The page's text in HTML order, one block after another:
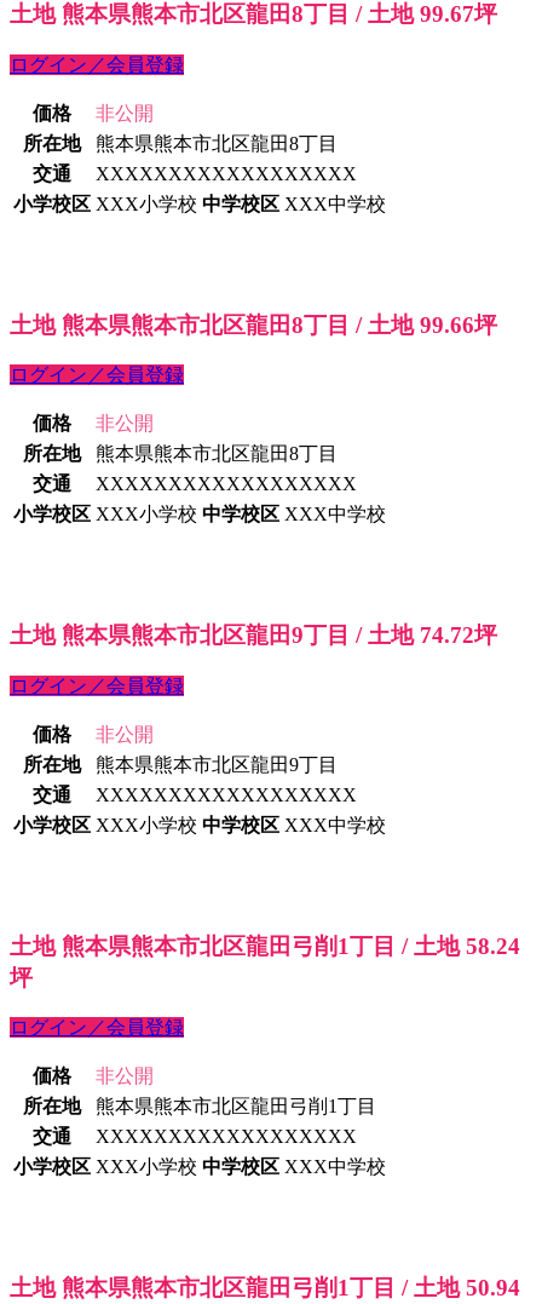
土地 熊本県熊本市北区龍田8丁目 / 土地 99.67坪
ログイン／会員登録
価格
非公開
所在地
熊本県熊本市北区龍田8丁目
交通
XXXXXXXXXXXXXXXXXX
小学校区 XXX小学校 中学校区 XXX中学校
土地 熊本県熊本市北区龍田8丁目 / 土地 99.66坪
ログイン／会員登録
価格
非公開
所在地
熊本県熊本市北区龍田8丁目
交通
XXXXXXXXXXXXXXXXXX
小学校区 XXX小学校 中学校区 XXX中学校
土地 熊本県熊本市北区龍田9丁目 / 土地 74.72坪
ログイン／会員登録
価格
非公開
所在地
熊本県熊本市北区龍田9丁目
交通
XXXXXXXXXXXXXXXXXX
小学校区 XXX小学校 中学校区 XXX中学校
土地 熊本県熊本市北区龍田弓削1丁目 / 土地 58.24
坪
ログイン／会員登録
価格
非公開
所在地
熊本県熊本市北区龍田弓削1丁目
交通
XXXXXXXXXXXXXXXXXX
小学校区 XXX小学校 中学校区 XXX中学校
土地 熊本県熊本市北区龍田弓削1丁目 / 土地 50.94